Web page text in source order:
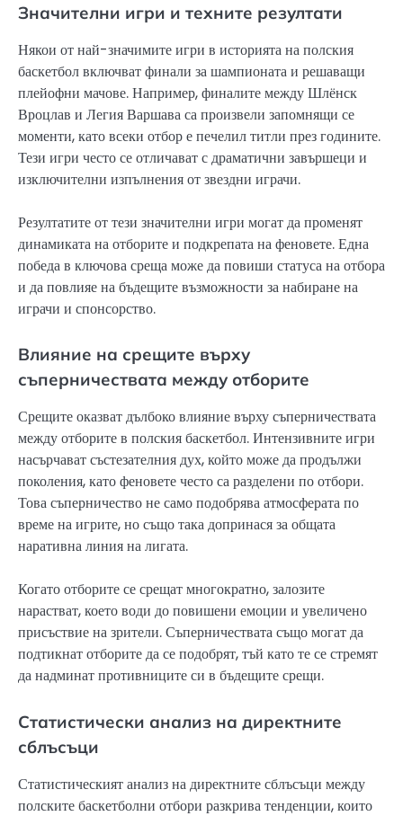
Значителни игри и техните резултати
Някои от най-значимите игри в историята на полския
баскетбол включват финали за шампионата и решаващи
плейофни мачове. Например, финалите между Шлёнск
Вроцлав и Легия Варшава са произвели запомнящи се
моменти, като всеки отбор е печелил титли през годините.
Тези игри често се отличават с драматични завършеци и
изключителни изпълнения от звездни играчи.
Резултатите от тези значителни игри могат да променят
динамиката на отборите и подкрепата на феновете. Една
победа в ключова среща може да повиши статуса на отбора
и да повлияе на бъдещите възможности за набиране на
играчи и спонсорство.
Влияние на срещите върху
съперничествата между отборите
Срещите оказват дълбоко влияние върху съперничествата
между отборите в полския баскетбол. Интензивните игри
насърчават състезателния дух, който може да продължи
поколения, като феновете често са разделени по отбори.
Това съперничество не само подобрява атмосферата по
време на игрите, но също така допринася за общата
наративна линия на лигата.
Когато отборите се срещат многократно, залозите
нарастват, което води до повишени емоции и увеличено
присъствие на зрители. Съперничествата също могат да
подтикнат отборите да се подобрят, тъй като те се стремят
да надминат противниците си в бъдещите срещи.
Статистически анализ на директните
сблъсъци
Статистическият анализ на директните сблъсъци между
полските баскетболни отбори разкрива тенденции, които